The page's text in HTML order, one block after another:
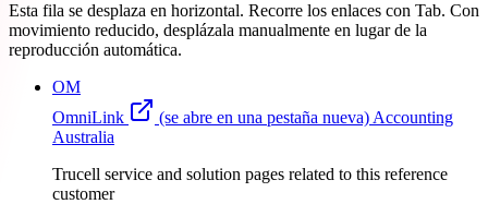
Esta fila se desplaza en horizontal. Recorre los enlaces con Tab. Con
movimiento reducido, desplázala manualmente en lugar de la
reproducción automática.
OM
OmniLink
(se abre en una pestaña nueva) Accounting
Australia
Trucell service and solution pages related to this reference
customer